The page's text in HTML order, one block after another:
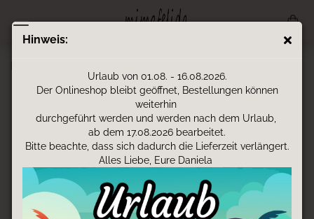
Hinweis:
Urlaub von 01.08. - 16.08.2026.
Der Onlineshop bleibt geöffnet, Bestellungen können
weiterhin
durchgeführt werden und werden nach dem Urlaub,
ab dem 17.08.2026 bearbeitet.
Bitte beachte, dass sich dadurch die Lieferzeit verlängert.
Alles Liebe, Eure Daniela